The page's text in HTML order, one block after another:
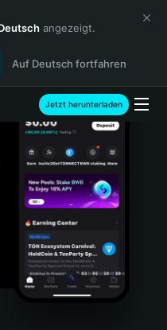
angezeigt.
Auf Deutsch fortfahren
Jetzt herunterladen